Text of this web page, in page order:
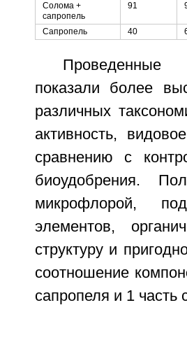
Солома +
сапропель
91
Сапропель 40
Проведенные
показали более
различных
активность,
сравнению с
биоудобрения.
микрофлорой,
элементов,
структуру и
соотношение
сапропеля и 1 часть